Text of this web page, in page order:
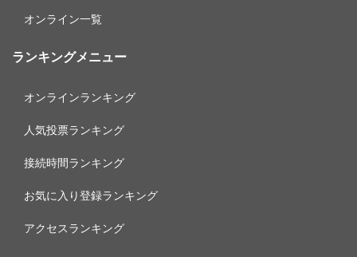
オンライン一覧
ランキングメニュー
オンラインランキング
人気投票ランキング
接続時間ランキング
お気に入り登録ランキング
アクセスランキング